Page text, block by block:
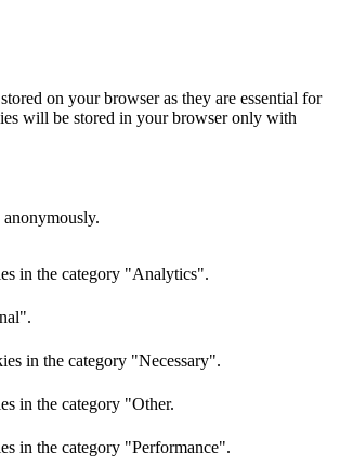
on your browser as they are essential for
will be stored in your browser only with
in the category "Analytics".
in the category "Necessary".
in the category "Other.
in the category "Performance".